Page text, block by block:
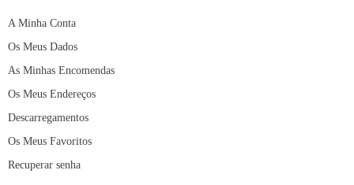
A Minha Conta
Os Meus Dados
As Minhas Encomendas
Os Meus Endereços
Descarregamentos
Os Meus Favoritos
Recuperar senha